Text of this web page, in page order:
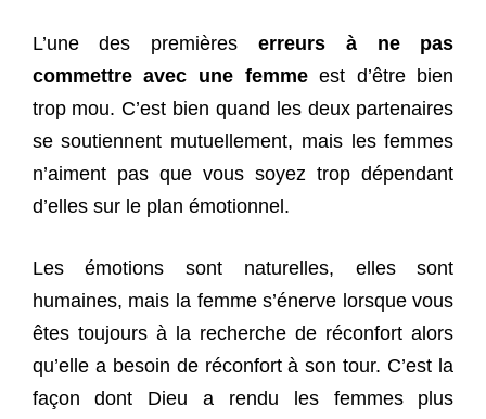
L’une des premières erreurs à ne pas
commettre avec une femmeest d’être bien
trop mou. C’est bien quand les deux partenaires
se soutiennent mutuellement, mais les femmes
n’aiment pas que vous soyez trop dépendant
d’elles sur le plan émotionnel.
Les émotions sont naturelles, elles sont
humaines, mais la femme s’énerve lorsque vous
êtes toujours à la recherche de réconfort alors
qu’elle a besoin de réconfort à son tour. C’est la
façon dont Dieu a rendu les femmes plus